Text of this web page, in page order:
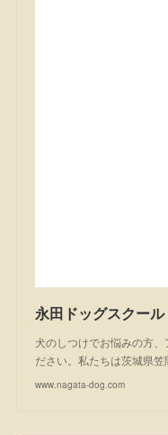
犬のしつけでお悩みの方
ださい。私たちは茨城県笠
www.nagata-dog.com